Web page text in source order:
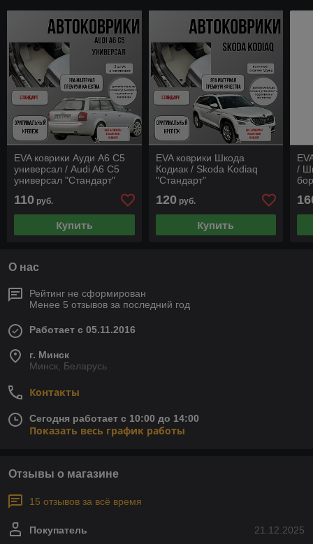
EVA коврики Ауди A6 C5
универсал / Audi A6 C5
универсал "Стандарт"
110 руб.
Купить
EVA коврики Шкода
Кодиак / Skoda Kodiaq
"Стандарт"
120руб.
Купить
/
О нас
Рейтинг не сформирован
Менее 5 отзывов за последний год
Работает с 05.11.2016
г. Минск
Минск, Беларусь
Контакты
Сегодня работает с 10:00 до 14:00
Показать весь график работы
Отзывы о магазине
15 отзывов за всё время
21.12.2025
Покупатель